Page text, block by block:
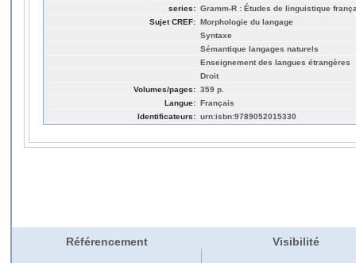
series: Gramm-R : Études de linguistique
Sujet CREF: Morphologie du langage
Syntaxe
Sémantique langages naturels
Enseignement des langues étrangères
Droit
Volumes/pages: 359 p.
Langue: Français
Identificateurs: urn:isbn:9789052015330
Référencement Visibilité